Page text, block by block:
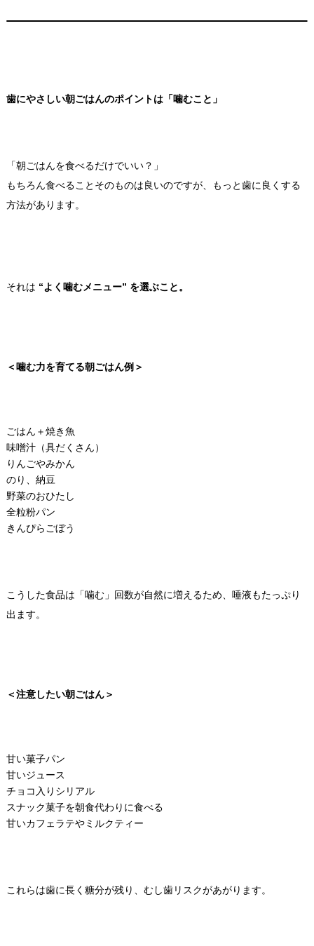
歯にやさしい朝ごはんのポイントは「噛むこと」
「朝ごはんを食べるだけでいい？」
もちろん食べることそのものは良いのですが、もっと歯に良くする
方法があります。
それは “よく噛むメニュー” を選ぶこと。
＜噛む力を育てる朝ごはん例＞
ごはん＋焼き魚
味噌汁（具だくさん）
りんごやみかん
のり、納豆
野菜のおひたし
全粒粉パン
きんぴらごぼう
こうした食品は「噛む」回数が自然に増えるため、唾液もたっぷり
出ます。
＜注意したい朝ごはん＞
甘い菓子パン
甘いジュース
チョコ入りシリアル
スナック菓子を朝食代わりに食べる
甘いカフェラテやミルクティー
これらは歯に長く糖分が残り、むし歯リスクがあがります。